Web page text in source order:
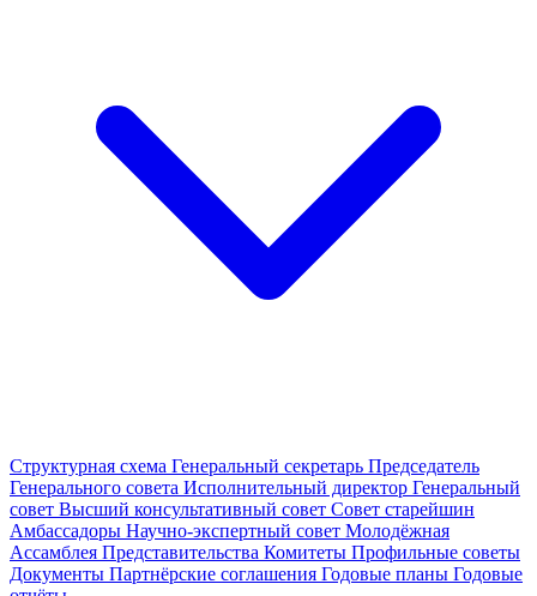
Структурная схема Генеральный секретарь Председатель
Генерального совета Исполнительный директор Генеральный
совет Высший консультативный совет Совет старейшин
Амбассадоры Научно-экспертный совет Молодёжная
Ассамблея Представительства Комитеты Профильные советы
Документы Партнёрские соглашения Годовые планы Годовые